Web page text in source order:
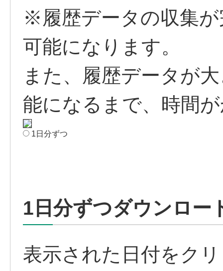
※履歴データの収集
可能になります。
また、履歴データが
能になるまで、時間
1日分ずつ
1日分ずつダウンロー
表示された日付をク